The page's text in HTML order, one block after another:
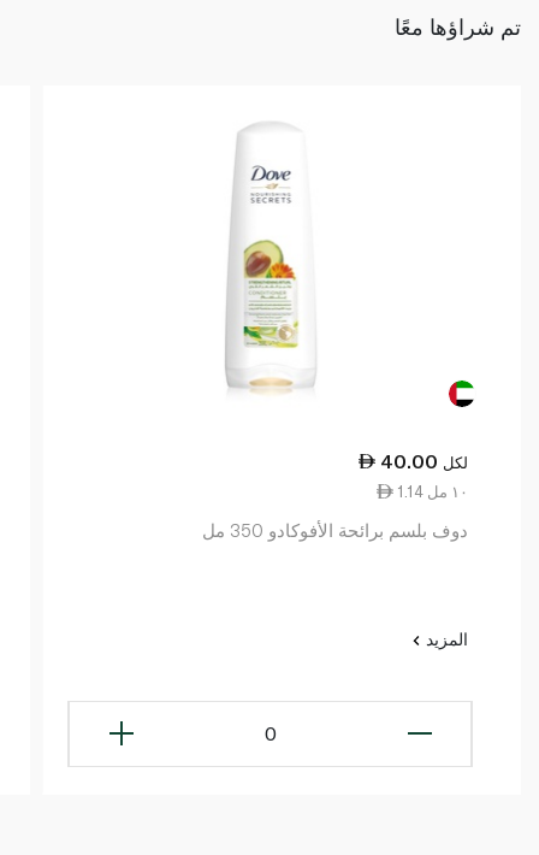
تم شراؤها معًا
40.00 لكل
1.14 ١٠ مل
دوف بلسم برائحة الأفوكادو 350 مل
المزيد
0